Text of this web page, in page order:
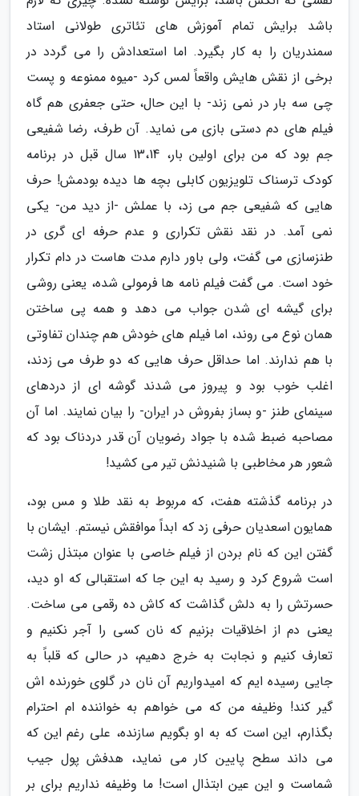
باشد برایش تمام آموزش های تئاتری طولانی استاد
سمندریان را به کار بگیرد. اما استعدادش را می گردد در
برخی از نقش هایش واقعاً لمس کرد -میوه ممنوعه و پست
چی سه بار در نمی زند- با این حال، حتی جعفری هم گاه
فیلم های دم دستی بازی می نماید. آن طرف، رضا شفیعی
جم بود که من برای اولین بار، 13،14 سال قبل در برنامه
کودک ترسناک تلویزیون کابلی بچه ها دیده بودمش! حرف
هایی که شفیعی جم می زد، با عملش -از دید من- یکی
نمی آمد. در نقد نقش تکراری و عدم حرفه ای گری در
طنزسازی می گفت، ولی باور دارم مدت هاست در دام تکرار
خود است. می گفت فیلم نامه ها فرمولی شده، یعنی روشی
برای گیشه ای شدن جواب می دهد و همه پی ساختن
همان نوع می روند، اما فیلم های خودش هم چندان تفاوتی
با هم ندارند. اما حداقل حرف هایی که دو طرف می زدند،
اغلب خوب بود و پیروز می شدند گوشه ای از دردهای
سینمای طنز -و بساز بفروش در ایران- را بیان نمایند. اما آن
مصاحبه ضبط شده با جواد رضویان آن قدر دردناک بود که
شعور هر مخاطبی با شنیدنش تیر می کشید!
در برنامه گذشته هفت، که مربوط به نقد طلا و مس بود،
همایون اسعدیان حرفی زد که ابداً موافقش نیستم. ایشان با
گفتن این که نام بردن از فیلم خاصی با عنوان مبتذل زشت
است شروع کرد و رسید به این جا که استقبالی که او دید،
حسرتش را به دلش گذاشت که کاش ده رقمی می ساخت.
یعنی دم از اخلاقیات بزنیم که نان کسی را آجر نکنیم و
تعارف کنیم و نجابت به خرج دهیم، در حالی که قلباً به
جایی رسیده ایم که امیدواریم آن نان در گلوی خورنده اش
گیر کند! وظیفه من که می خواهم به خواننده ام احترام
بگذارم، این است که به او بگویم سازنده، علی رغم این که
می داند سطح پایین کار می نماید، هدفش پول جیب
شماست و این عین ابتذال است! ما وظیفه نداریم برای بر